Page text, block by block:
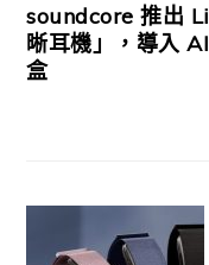
soundcore 推出
晰耳機」，導入
盒